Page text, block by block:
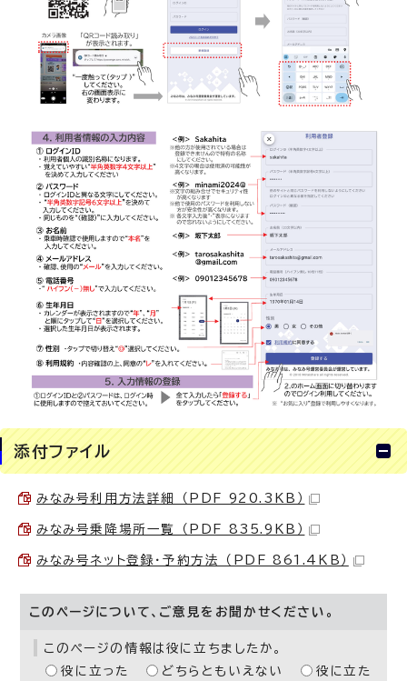
添付ファイル
みなみ号利用方法詳細 （PDF 920.3KB）
みなみ号乗降場所一覧 （PDF 835.9KB）
みなみ号ネット登録・予約方法 （PDF 861.4KB）
このページについて、ご意見をお聞かせください。
このページの情報は役に立ちましたか。
役に立った
どちらともいえない
役に立た